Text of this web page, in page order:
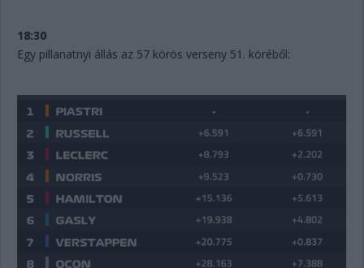
18:30
Egy pillanatnyi állás az 57 körös verseny 51. köréből: